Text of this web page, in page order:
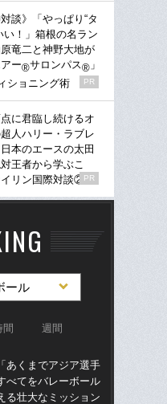
対談》「やっぱり“タ
い！」箱根の名ラン
竜二と神野大地が
ー®サロンパス® 」
ショニング術
PR
に君臨し続けるオ
人ハリー・ラブレ
本のエースの太田
王者から学ぶこ
イリン国際対談②》
PR
ール
間 週間
あくまでアジア選手
べてをバレーボール
る壮大なミッション